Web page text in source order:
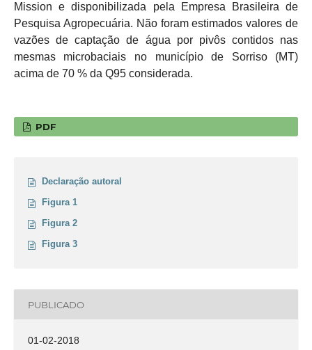
Mission e disponibilizada pela Empresa Brasileira de
Pesquisa Agropecuária. Não foram estimados valores de
vazões de captação de água por pivôs contidos nas
mesmas microbaciais no município de Sorriso (MT)
acima de 70 % da Q95 considerada.
PDF
Declaração autoral
Figura 1
Figura 2
Figura 3
PUBLICADO
01-02-2018